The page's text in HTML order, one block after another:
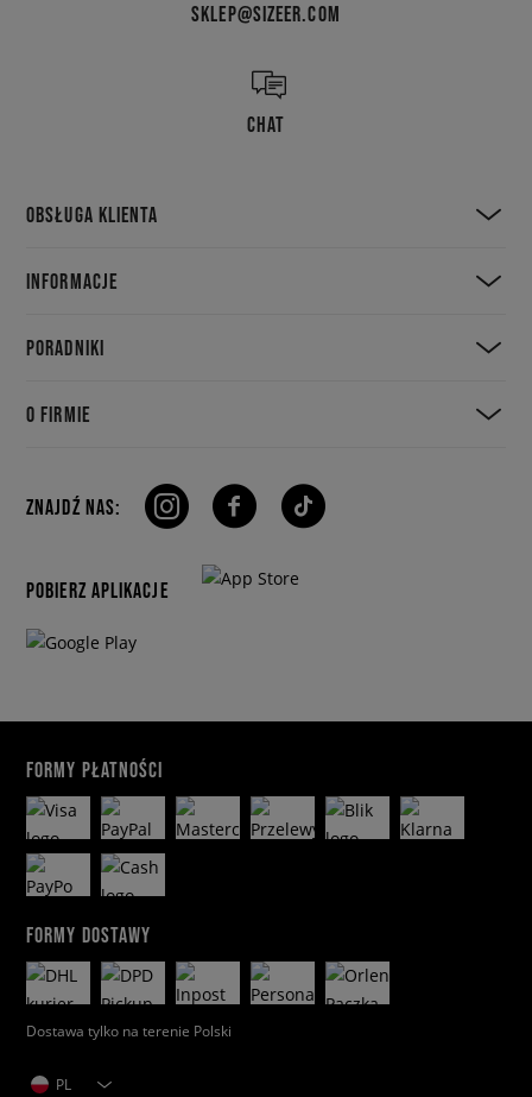
SKLEP@SIZEER.COM
CHAT
OBSŁUGA KLIENTA
INFORMACJE
PORADNIKI
O FIRMIE
ZNAJDŹ NAS:
POBIERZ APLIKACJE
FORMY PŁATNOŚCI
FORMY DOSTAWY
Dostawa tylko na terenie Polski
PL